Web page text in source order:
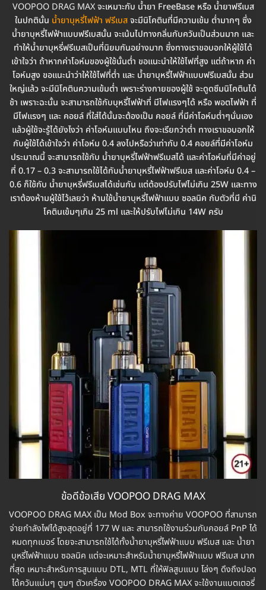
VOOPOO DRAG MAXจะเหมาะกับ น้ำยา FreeBase หรือ น้ำยาฟรีเบส
ในปกตินั้น น้ำยาบุหรี่ไฟฟ้า ฟรีเบสจะมีนิโคตินที่มีความเข้ม ต่ำมากๆ ซึ่ง
น้ำยาบุหรี่ไฟฟ้าแบบฟรีเบสนั้น จะเน้นไปทางกลิ่นกับควันเป็นส่วนมาก และ
ทำให้น้ำยาบุหรี่ฟรีเบสเป็นที่นิยมกันอย่างมาก ซึ่งทางเราขอบอกให้ผู้ใช้ได้
เข้าใจว่า ถ้าหากค่าโอห์มของผู้ใช้นั้นต่ำ ขอแนะนำให้ใช้ไฟที่สูง แต่ถ้าหาก ค่า
โอห์มสูง ขอแนะนำว่าให้ใช้ไฟที่ต่ำ และ น้ำยาบุหรี่ไฟฟ้าแบบฟรีเบสนั้น ส่วน
ใหญ่แล้ว จะมีนิโคตินความเข้มต่ำ เพราะร่างกายของผู้ใช้ จะดูดซึมนิโคตินได้
ช้า เพราะฉะนั้น จะสามารถใช้กับบุหรี่ไฟฟ้าที่ มีไฟแรงๆได้ หรือ พอตไฟฟ้า ที่
มีไฟแรงๆ และ คอยล์ ที่ใส่ได้นั้นจะต้องเป็น คอยล์ ที่มีค่าโอห์มต่ำๆนั่นเอง
แล้วผู้ใช้จะรู้ได้ยังไงว่า ค่าโอห์มแบบไหน ถึงจะเรียกว่าต่ำ ทางเราขอบอกให้
กับผู้ใช้ได้เข้าใจว่า ค่าโอห์ม 0.4 ลงไปหรือว่าเท่ากับ 0.4 คอยล์ที่มีค่าโอห์ม
ประมาณนี้ จะสามารถใช้กับ น้ำยาบุหรี่ไฟฟ้าฟรีเบสได้ และค่าโอห์มที่มีค่าอยู่
ที่ 0.17 – 0.3 จะสามารถใช้ได้กับน้ำยาบุหรี่ไฟฟ้าฟรีเบส และค่าโอห์ม 0.4 –
0.6 ก็ใช้กับ น้ำยาบุหรี่ฟรีเบสได้เช่นกัน แต่ต้องปรับไฟไม่เกิน 25W และทาง
เราต้องห้ามผู้ใช้ไว้เลยว่า ห้ามใช้น้ำยาบุหรี่ไฟฟ้าแบบ ซอลนิค กับตัวที่มี ค่านิ
โคตินเข้มๆเกิน 25 ml และให้ปรับไฟไม่เกิน 14W ครับ
ข้อดีข้อเสีย VOOPOO DRAG MAX
VOOPOO DRAG MAX เป็น Mod Box จะทางค่าย VOOPOO ที่สามารถ
จ่ายกำลังไฟได้สูงสุดอยู่ที่ 177 W และ สามารถใช้งานร่วมกับคอยล์ PnP ได้
หมดทุกเบอร์ โดยจะสามารถใช้ได้ทั้งน้ำยาบุหรี่ไฟฟ้าแบบ ฟรีเบส และ น้ำยา
บุหรี่ไฟฟ้าแบบ ซอลนิค แต่จะเหมาะสำหรับน้ำยาบุหรี่ไฟฟ้าแบบ ฟรีเบส มาก
ที่สุด เหมาะสำหรับการสูบแบบ DTL, MTL ที่ให้ฟิลสูบแบบ โล่งๆ ดึงถึงปอด
ได้ควันแน่นๆ ตูมๆ ตัวเครื่อง VOOPOO DRAG MAX จะใช้งานแบตเตอรี่